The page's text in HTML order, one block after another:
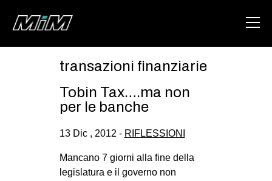
ABOUT
AREA
GAZA FREESTYLE
transazioni finanziarie
Tobin Tax….ma non
per le banche
13 Dic , 2012 - RIFLESSIONI
Mancano 7 giorni alla fine della
legislatura e il governo non